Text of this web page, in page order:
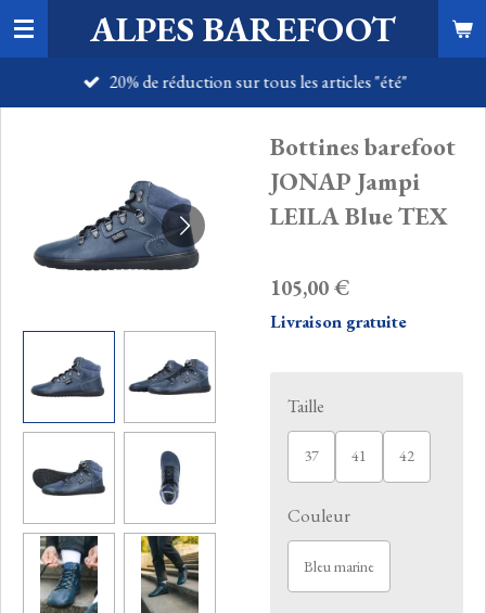
Passer
au
ALPES BAREFOOT
20% de réduction sur tous les articles "été"
Bottines barefoot
JONAP Jampi
LEILA Blue TEX
105,00 €
Livraison gratuite
Taille
37 41 42
Couleur
Bleu marine